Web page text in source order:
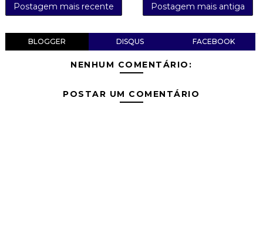
Postagem mais recente Postagem mais antiga
BLOGGER DISQUS FACEBOOK
NENHUM COMENTÁRIO:
POSTAR UM COMENTÁRIO